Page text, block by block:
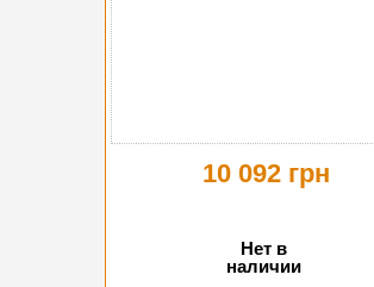
10 092 грн
Нет в
наличии